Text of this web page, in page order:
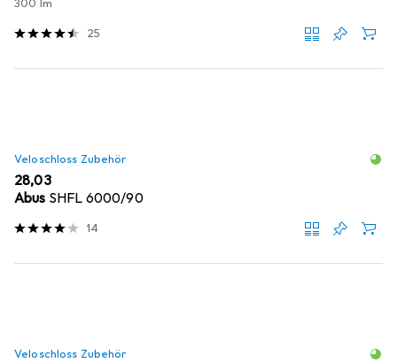
300 lm
25
Veloschloss Zubehör
EUR
28,03
Abus SHFL 6000/90
14
Veloschloss Zubehör